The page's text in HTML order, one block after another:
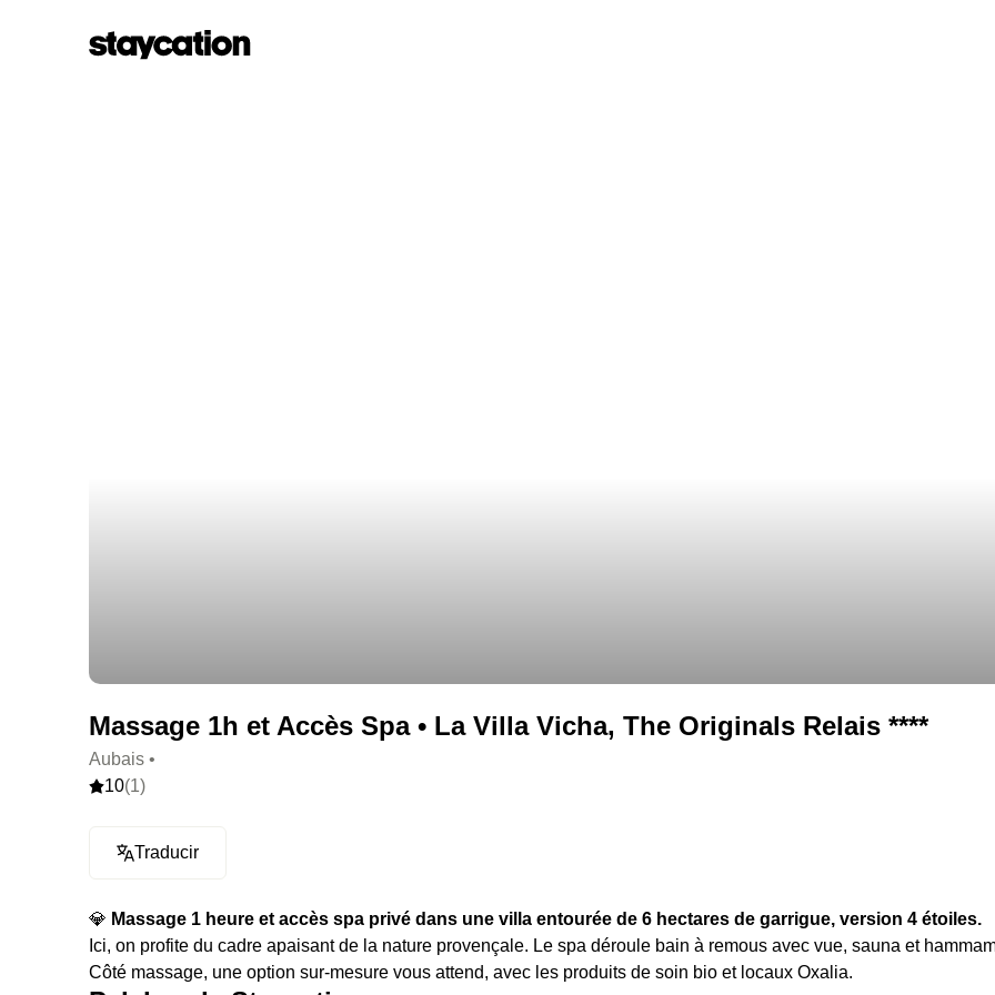
Massage 1h et Accès Spa • La Villa Vicha, The Originals Relais ****
Aubais •
10(1)
Traducir
💎 Massage 1 heure et accès spa privé dans une villa entourée de 6 hectares de garrigue, version 4 étoiles.
Ici, on profite du cadre apaisant de la nature provençale. Le spa déroule bain à remous avec vue, sauna et
Côté massage, une option sur-mesure vous attend, avec les produits de soin bio et locaux Oxalia.